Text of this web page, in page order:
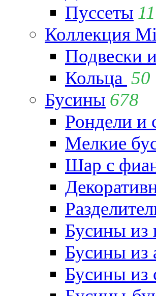
Пуссеты 11
Коллекция
Подвески
Кольца 50
Бусины 678
Рондели и
Мелкие
Шар с
Бусины из
Бусины из
Бусины из